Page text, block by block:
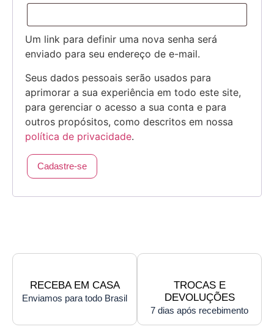
Um link para definir uma nova senha será
enviado para seu endereço de e-mail.
Seus dados pessoais serão usados para
aprimorar a sua experiência em todo este site,
para gerenciar o acesso a sua conta e para
outros propósitos, como descritos em nossa
política de privacidade.
Cadastre-se
RECEBA EM CASA
Enviamos para todo Brasil
TROCAS E
DEVOLUÇÕES
7 dias após recebimento